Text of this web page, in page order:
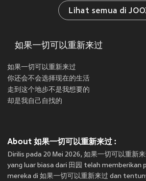
Lihat semua di
如果一切可以重新来过
如果一切可以重新来过
你还会不会选择现在的生活
走到这个地步不是我想要的
却是我自己自找的
About 如果一切可以重新来过 :
Dirilis pada 20 Mei 2026, 如果一切可以重新
yang luar biasa dari 田园 telah memberikan
mereka di 如果一切可以重新来过 dan